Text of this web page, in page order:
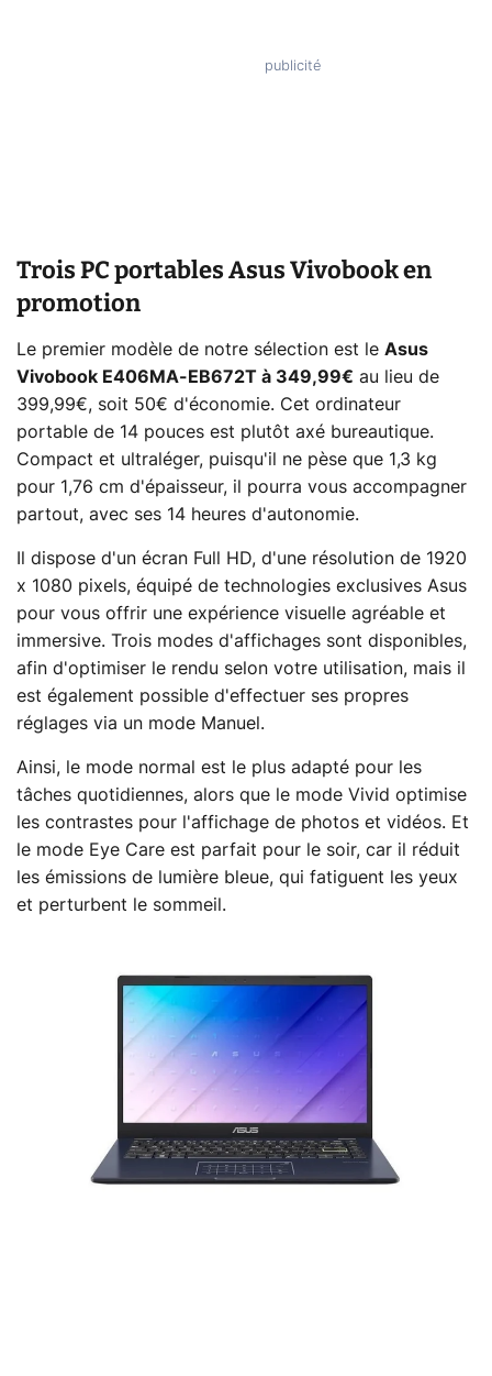
Trois PC portables Asus Vivobook en
promotion
Le premier modèle de notre sélection est le Asus
Vivobook E406MA-EB672T à 349,99€ au lieu de
399,99€, soit 50€ d'économie. Cet ordinateur
portable de 14 pouces est plutôt axé bureautique.
Compact et ultraléger, puisqu'il ne pèse que 1,3 kg
pour 1,76 cm d'épaisseur, il pourra vous accompagner
partout, avec ses 14 heures d'autonomie.
Il dispose d'un écran Full HD, d'une résolution de 1920
x 1080 pixels, équipé de technologies exclusives Asus
pour vous offrir une expérience visuelle agréable et
immersive. Trois modes d'affichages sont disponibles,
afin d'optimiser le rendu selon votre utilisation, mais il
est également possible d'effectuer ses propres
réglages via un mode Manuel.
Ainsi, le mode normal est le plus adapté pour les
tâches quotidiennes, alors que le mode Vivid optimise
les contrastes pour l'affichage de photos et vidéos. Et
le mode Eye Care est parfait pour le soir, car il réduit
les émissions de lumière bleue, qui fatiguent les yeux
et perturbent le sommeil.